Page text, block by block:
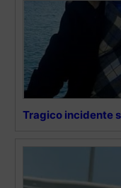
Tragico incidente